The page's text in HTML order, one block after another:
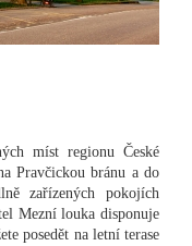
míst regionu České
Pravčickou bránu a do
zařízených pokojích
Mezní louka disponuje
posedět na letní terase